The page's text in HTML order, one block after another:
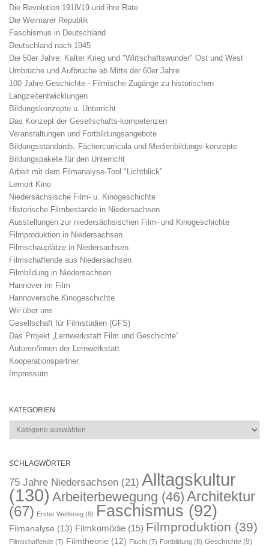
Die Revolution 1918/19 und ihre Räte
Die Weimarer Republik
Faschismus in Deutschland
Deutschland nach 1945
Die 50er Jahre: Kalter Krieg und "Wirtschaftswunder" Ost und West
Umbrüche und Aufbrüche ab Mitte der 60er Jahre
100 Jahre Geschichte - Filmische Zugänge zu historischen
Langzeitentwicklungen
Bildungskonzepte u. Unterricht
Das Konzept der Gesellschafts-kompetenzen
Veranstaltungen und Fortbildungsangebote
Bildungsstandards, Fächercurricula und Medienbildungs-konzepte
Bildungspakete für den Unterricht
Arbeit mit dem Filmanalyse-Tool "Lichtblick"
Lernort Kino
Niedersächsische Film- u. Kinogeschichte
Historische Filmbestände in Niedersachsen
Ausstellungen zur niedersächsischen Film- und Kinogeschichte
Filmproduktion in Niedersachsen
Filmschauplätze in Niedersachsen
Filmschaffende aus Niedersachsen
Filmbildung in Niedersachsen
Hannover im Film
Hannoversche Kinogeschichte
Wir über uns
Gesellschaft für Filmstudien (GFS)
Das Projekt „Lernwerkstatt Film und Geschichte“
Autoren/innen der Lernwerkstatt
Kooperationspartner
Impressum
KATEGORIEN
Kategorien
SCHLAGWÖRTER
75 Jahre Niedersachsen (21) Alltagskultur
(130) Arbeiterbewegung (46) Architektur
(67) Erster Weltkrieg (8) Faschismus (92)
Filmanalyse (13) Filmkomödie (15) Filmproduktion (39)
Filmschaffende (7) Filmtheorie (12) Flucht (7) Fortbildung (8) Geschichte (9)